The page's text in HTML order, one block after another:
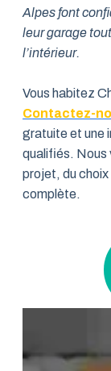
Alpes font
leur garage
l’intérieur.
Vous habitez
Contactez-
gratuite et une
qualifiés. Nous
projet, du choix
complète.